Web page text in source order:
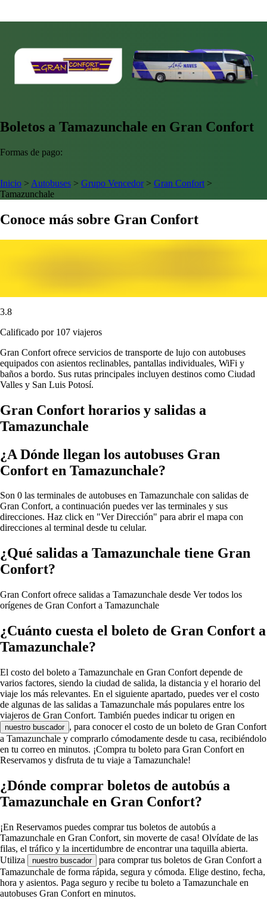
Boletos a Tamazunchale en Gran Confort
Formas de pago:
Inicio > Autobuses > Grupo Vencedor> Gran Confort >
Tamazunchale
Conoce más sobre Gran Confort
3.8
Calificado por 107 viajeros
Gran Confort ofrece servicios de transporte de lujo con autobuses
equipados con asientos reclinables, pantallas individuales, WiFi y
baños a bordo. Sus rutas principales incluyen destinos como Ciudad
Valles y San Luis Potosí.
Gran Confort horarios y salidas a
Tamazunchale
¿A Dónde llegan los autobuses Gran
Confort en Tamazunchale?
Son 0 las terminales de autobuses en Tamazunchale con salidas de
Gran Confort, a continuación puedes ver las terminales y sus
direcciones. Haz click en "Ver Dirección" para abrir el mapa con
direcciones al terminal desde tu celular.
¿Qué salidas a Tamazunchale tiene Gran
Confort?
Gran Confort ofrece salidas a Tamazunchale desde Ver todos los
orígenes de Gran Confort a Tamazunchale
¿Cuánto cuesta el boleto de Gran Confort a
Tamazunchale?
El costo del boleto a Tamazunchale en Gran Confort depende de
varios factores, siendo la ciudad de salida, la distancia y el horario del
viaje los más relevantes. En el siguiente apartado, puedes ver el costo
de algunas de las salidas a Tamazunchale más populares entre los
viajeros de Gran Confort. También puedes indicar tu origen en
nuestro buscador , para conocer el costo de un boleto de Gran Confort
a Tamazunchale y comprarlo cómodamente desde tu casa, recibiéndolo
en tu correo en minutos. ¡Compra tu boleto para Gran Confort en
Reservamos y disfruta de tu viaje a Tamazunchale!
¿Dónde comprar boletos de autobús a
Tamazunchale en Gran Confort?
¡En Reservamos puedes comprar tus boletos de autobús a
Tamazunchale en Gran Confort, sin moverte de casa! Olvídate de las
filas, el tráfico y la incertidumbre de encontrar una taquilla abierta.
Utiliza
nuestro buscador
para comprar tus boletos de Gran Confort a
Tamazunchale de forma rápida, segura y cómoda. Elige destino, fecha,
hora y asientos. Paga seguro y recibe tu boleto a Tamazunchale en
autobuses Gran Confort en minutos.